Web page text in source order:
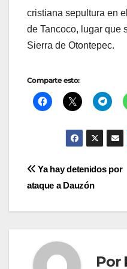
cristiana sepultura en
de Tancoco, lugar que
Sierra de Otontepec.
Comparte esto:
Navegación
de
Ya hay detenidos por
ataque a Dauzón
Por